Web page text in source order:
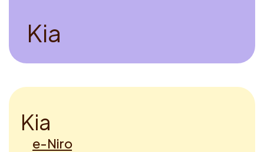
Dutch
Kia
Kia
e-Niro